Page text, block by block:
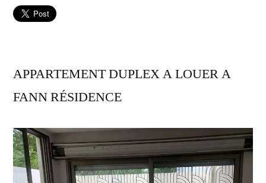
APPARTEMENT DUPLEX A LOUER A
FANN RÉSIDENCE